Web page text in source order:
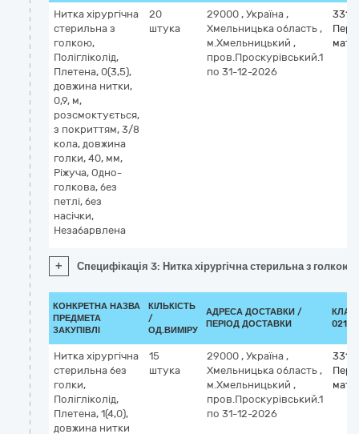
Нитка хірургічна
стерильна з
голкою,
Полігліколід,
Плетена, 0(3,5),
довжина нитки,
0,9, м,
розсмоктується,
з покриттям, 3/8
кола, довжина
голки, 40, мм,
Ріжуча, Одно-
голкова, без
петлі, без
насічки,
Незабарвлена
20
штука
29000 , Україна ,
Хмельницька область ,
м.Хмельницький ,
пров.Проскурівський.1
по 31-12-2026
+ Специфікація 3: Нитка хірургічна стерильна з
КОНКРЕТНА НАЗВА
ПРЕДМЕТА
ЗАКУПІВЛІ
КІЛЬКІСТЬ
/
ОД.ВИМІРУ
АДРЕСА ДОСТАВКИ /
ПЕРІОД ДОСТАВКИ
Нитка хірургічна
стерильна без
голки,
Полігліколід,
Плетена, 1(4,0),
довжина нитки
15
штука
29000 , Україна ,
Хмельницька область ,
м.Хмельницький ,
пров.Проскурівський.1
по 31-12-2026